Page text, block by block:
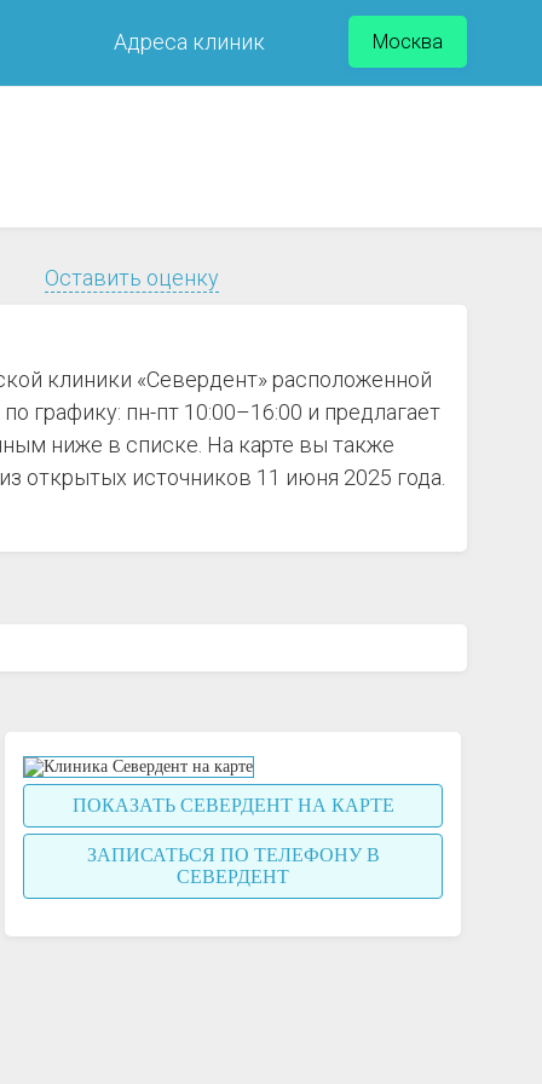
Адреса клиник Москва
Оставить оценку
клиники «Севердент» расположенной
графику: пн-пт 10:00–16:00 и предлагает
ниже в списке. На карте вы также
открытых источников 11 июня 2025 года.
ПОКАЗАТЬ СЕВЕРДЕНТ НА КАРТЕ
ЗАПИСАТЬСЯ ПО ТЕЛЕФОНУ В
СЕВЕРДЕНТ